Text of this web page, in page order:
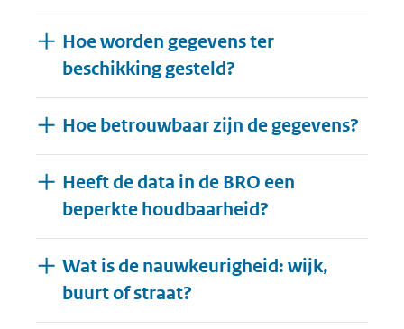
Hoe worden gegevens ter
beschikking gesteld?
Hoe betrouwbaar zijn de gegevens?
Heeft de data in de BRO een
beperkte houdbaarheid?
Wat is de nauwkeurigheid: wijk,
buurt of straat?